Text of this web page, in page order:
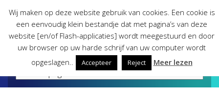
content
Wij maken op deze website gebruik van cookies. Een cookie is
een eenvoudig klein bestandje dat met pagina’s van deze
website [en/of Flash-applicaties] wordt meegestuurd en door
uw browser op uw harde schrijf van uw computer wordt
opgeslagen..
Accepteer Reject Meer lezen